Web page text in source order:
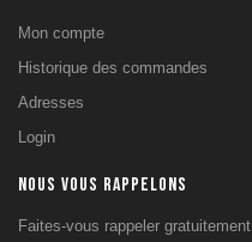
Mon compte
Historique des commandes
Adresses
Login
NOUS VOUS RAPPELONS
Faites-vous rappeler gratuitement